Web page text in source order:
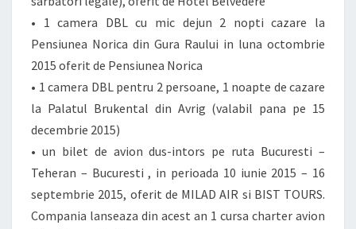
• 1 camera DBL cu mic dejun 2 nopti cazare la
Pensiunea Norica din Gura Raului in luna octombrie
2015 oferit de Pensiunea Norica
• 1 camera DBL pentru 2 persoane, 1 noapte de cazare
la Palatul Brukental din Avrig (valabil pana pe 15
decembrie 2015)
• un bilet de avion dus-intors pe ruta Bucuresti –
Teheran – Bucuresti , in perioada 10 iunie 2015 – 16
septembrie 2015, oferit de MILAD AIR si BIST TOURS.
Compania lanseaza din acest an 1 cursa charter avion